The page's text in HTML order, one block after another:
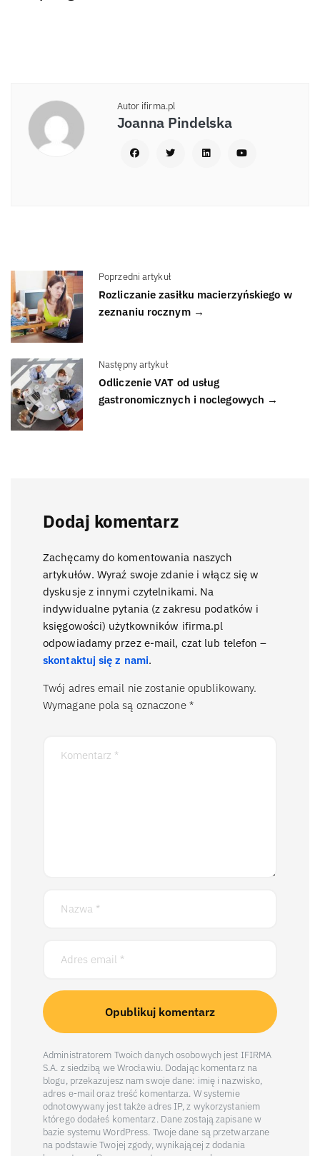
Autor ifirma.pl
Joanna Pindelska
Poprzedni artykuł
Rozliczanie zasiłku macierzyńskiego w
zeznaniu rocznym →
Następny artykuł
Odliczenie VAT od usług
gastronomicznych i noclegowych →
Dodaj komentarz
Zachęcamy do komentowania naszych
artykułów. Wyraź swoje zdanie i włącz się w
dyskusje z innymi czytelnikami. Na
indywidualne pytania (z zakresu podatków i
księgowości) użytkowników ifirma.pl
odpowiadamy przez e-mail, czat lub telefon –
skontaktuj się z nami.
Twój adres email nie zostanie opublikowany.
Wymagane pola są oznaczone *
Administratorem Twoich danych osobowych jest IFIRMA
S.A. z siedzibą we Wrocławiu. Dodając komentarz na
blogu, przekazujesz nam swoje dane: imię i nazwisko,
adres e-mail oraz treść komentarza. W systemie
odnotowywany jest także adres IP, z wykorzystaniem
którego dodałeś komentarz. Dane zostają zapisane w
bazie systemu WordPress. Twoje dane są przetwarzane
na podstawie Twojej zgody, wynikającej z dodania